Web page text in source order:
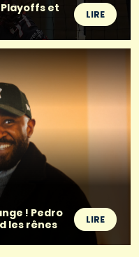
Playoffs et
LIRE
! Pedro
les rênes
LIRE